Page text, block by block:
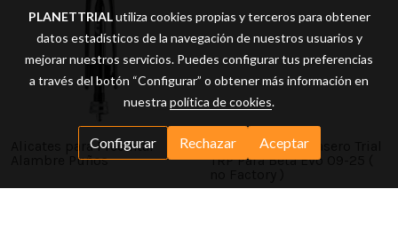
Alicates para Precintar
Alambre Puños
Amortiguador Trasero Trial
TRP Para Beta Evo 09-25 (
PLANETTRIALutiliza cookies propias y terceros para obtener
datos estadísticos de la navegación de nuestros usuarios y
mejorar nuestros servicios. Puedes configurar tus preferencias
a través del botón “Configurar” o obtener más información en
nuestra política de cookies.
Configurar Rechazar Aceptar